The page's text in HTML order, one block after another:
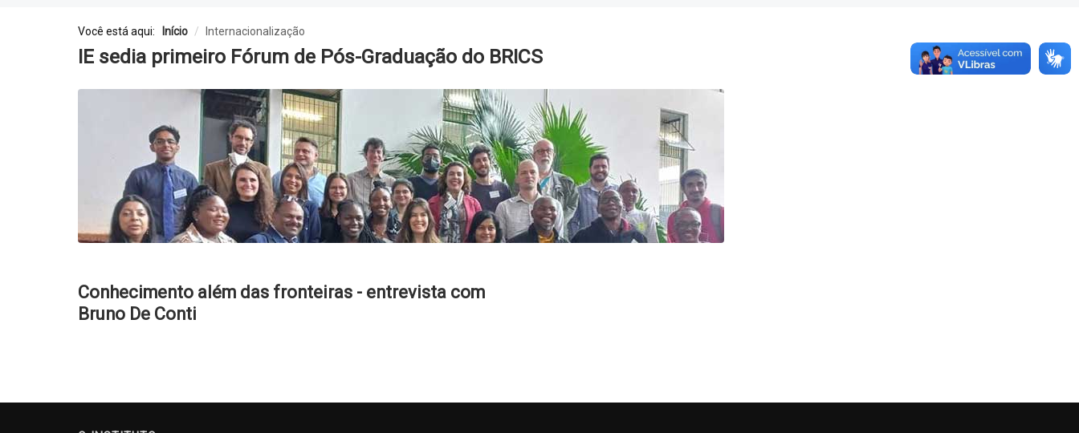
Você está aqui: Início / Internacionalização
IE sedia primeiro Fórum de Pós-Graduação do BRICS
Conhecimento além das fronteiras - entrevista com
Bruno De Conti